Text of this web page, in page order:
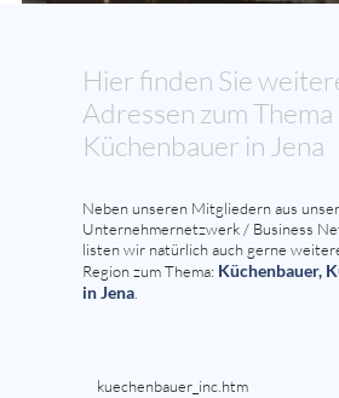
Hier finden Sie
Adressen zum Thema
Küchenbauer in Jena
Neben unseren Mitgliedern aus
Unternehmernetzwerk / Business
listen wir natürlich auch gerne
Region zum Thema: Küchenbauer,
in Jena
kuechenbauer_inc.htm